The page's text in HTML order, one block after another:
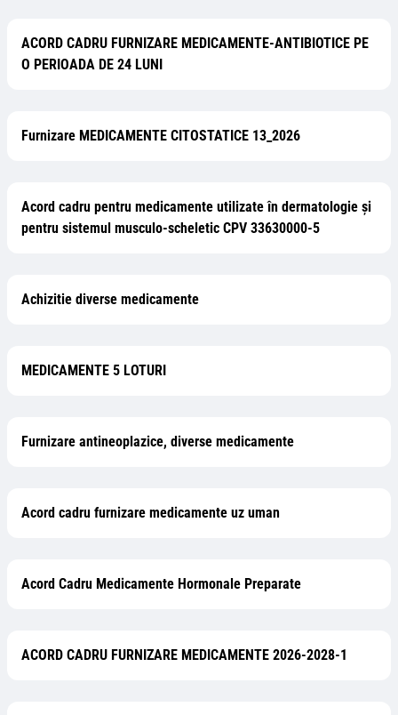
ACORD CADRU FURNIZARE MEDICAMENTE-ANTIBIOTICE PE
O PERIOADA DE 24 LUNI
Furnizare MEDICAMENTE CITOSTATICE 13_2026
Acord cadru pentru medicamente utilizate în dermatologie şi
pentru sistemul musculo-scheletic CPV 33630000-5
Achizitie diverse medicamente
MEDICAMENTE 5 LOTURI
Furnizare antineoplazice, diverse medicamente
Acord cadru furnizare medicamente uz uman
Acord Cadru Medicamente Hormonale Preparate
ACORD CADRU FURNIZARE MEDICAMENTE 2026-2028-1